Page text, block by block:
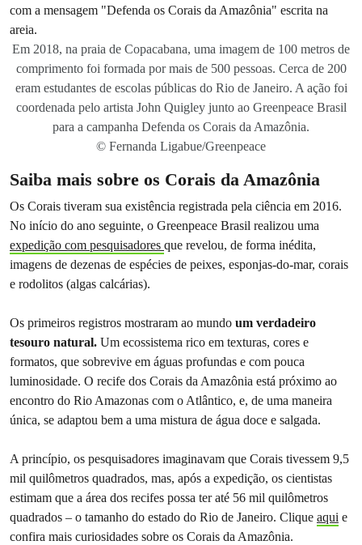
Em 2018, na praia de Copacabana, uma imagem de 100 metros de
comprimento foi formada por mais de 500 pessoas. Cerca de 200
eram estudantes de escolas públicas do Rio de Janeiro. A ação foi
coordenada pelo artista John Quigley junto ao Greenpeace Brasil
para a campanha Defenda os Corais da Amazônia.
© Fernanda Ligabue/Greenpeace
Saiba mais sobre os Corais da Amazônia
Os Corais tiveram sua existência registrada pela ciência em 2016.
No início do ano seguinte, o Greenpeace Brasil realizou uma
expedição com pesquisadores que revelou, de forma inédita,
imagens de dezenas de espécies de peixes, esponjas-do-mar, corais
e rodolitos (algas calcárias).
Os primeiros registros mostraram ao mundo um verdadeiro
tesouro natural. Um ecossistema rico em texturas, cores e
formatos, que sobrevive em águas profundas e com pouca
luminosidade. O recife dos Corais da Amazônia está próximo ao
encontro do Rio Amazonas com o Atlântico, e, de uma maneira
única, se adaptou bem a uma mistura de água doce e salgada.
A princípio, os pesquisadores imaginavam que Corais tivessem 9,5
mil quilômetros quadrados, mas, após a expedição, os cientistas
estimam que a área dos recifes possa ter até 56 mil quilômetros
quadrados – o tamanho do estado do Rio de Janeiro. Clique aqui e
confira mais curiosidades sobre os Corais da Amazônia.